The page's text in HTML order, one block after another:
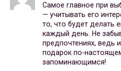
Самое главное при
— учитывать его
то, что будет делать
каждый день. Не
предпочтениях, ведь
подарок по-
запоминающимся!